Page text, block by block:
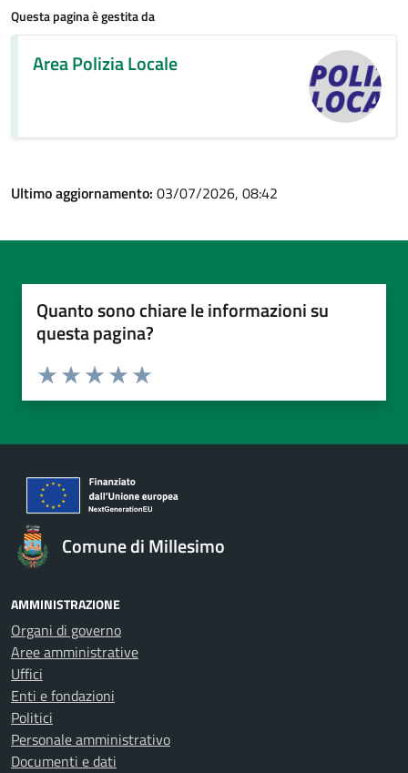
Questa pagina è gestita da
Area Polizia Locale
Ultimo aggiornamento: 03/07/2026, 08:42
Quanto sono chiare le informazioni su
questa pagina?
Valuta da 1 a 5 stelle la pagina
Valuta 5 stelle su 5
Valuta 4 stelle su 5
Valuta 3 stelle su 5
Valuta 2 stelle su 5
Valuta 1 stelle su 5
Comune di Millesimo
AMMINISTRAZIONE
Organi di governo
Aree amministrative
Uffici
Enti e fondazioni
Politici
Personale amministrativo
Documenti e dati